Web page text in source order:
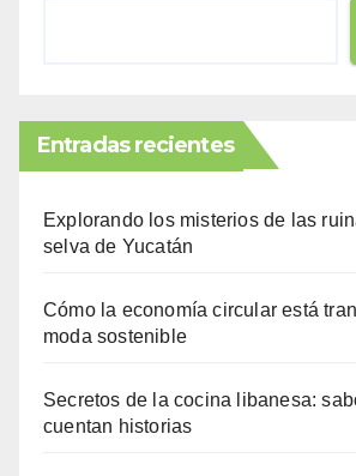
Entradas recientes
Explorando los misterios de las
selva de Yucatán
Cómo la economía circular está
moda sostenible
Secretos de la cocina libanesa:
cuentan historias